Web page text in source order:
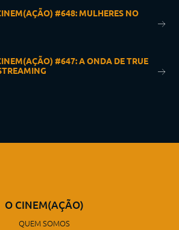
#648: MULHERES NO
#647: A ONDA DE TRUE
O CINEM(AÇÃO)
QUEM SOMOS